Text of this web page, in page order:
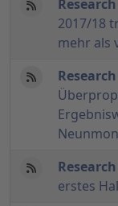
Research
2017/18
mehr als
Research
Research
erstes